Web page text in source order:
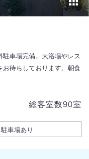
車場完備。大浴場やレス
お待ちしております。朝食
総客室数90室
駐車場あり